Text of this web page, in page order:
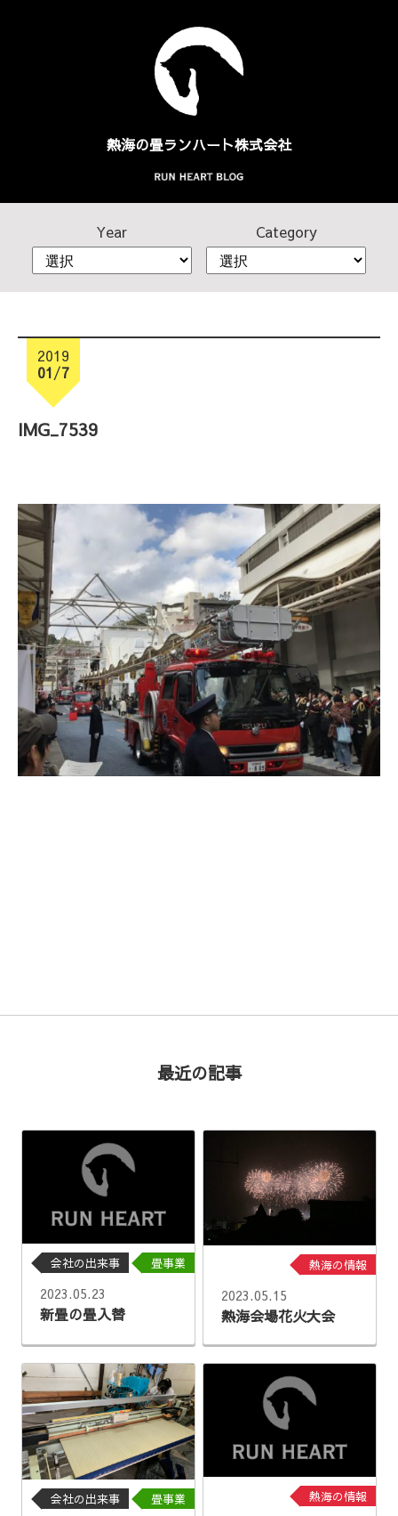
熱海の畳ランハート株式会社
Year Category
2019
01/7
IMG_7539
最近の記事
会社の出来事 畳事業
2023.05.23
新畳の畳入替
熱海の情報
2023.05.15
熱海会場花火大会
会社の出来事 畳事業 熱海の情報